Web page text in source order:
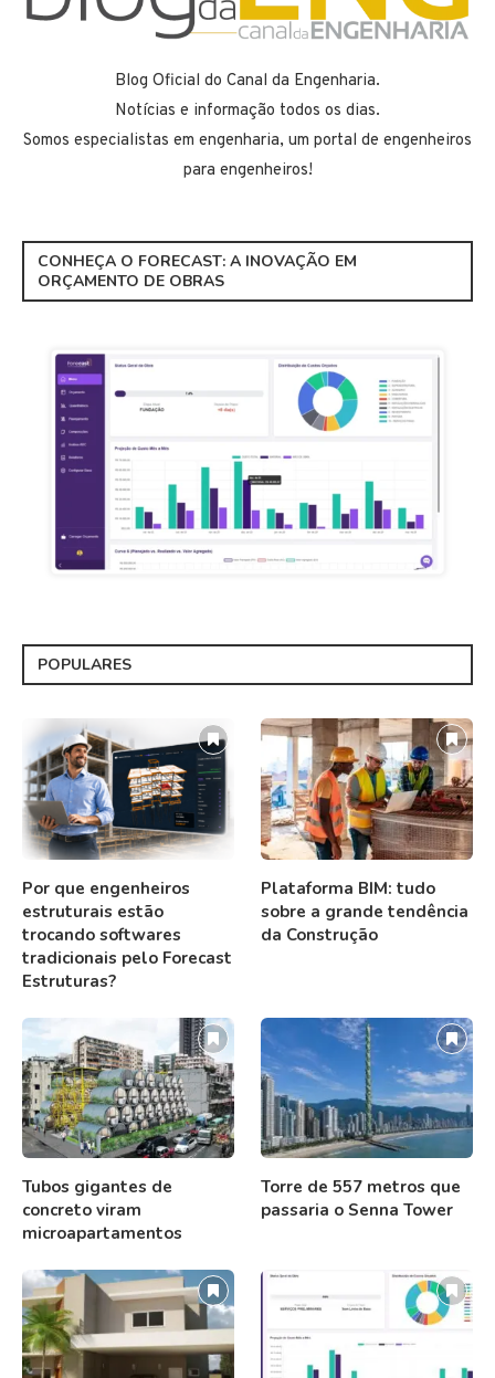
Blog Oficial do Canal da Engenharia.
Notícias e informação todos os dias.
Somos especialistas em engenharia, um portal de engenheiros
para engenheiros!
CONHEÇA O FORECAST: A INOVAÇÃO EM
ORÇAMENTO DE OBRAS
POPULARES
Por que engenheiros
estruturais estão
trocando softwares
tradicionais pelo Forecast
Estruturas?
Plataforma BIM: tudo
sobre a grande tendência
da Construção
Tubos gigantes de
concreto viram
microapartamentos
Torre de 557 metros que
passaria o Senna Tower